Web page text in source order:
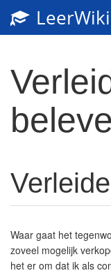
Waar gaat het
zoveel mogelijk
het er om dat ik als